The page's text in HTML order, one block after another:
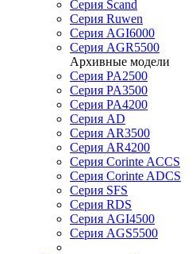
Серия Scand
Серия Ruwen
Серия AGI6000
Серия AGR5500
Архивные модели
Серия PA2500
Серия PA3500
Серия PA4200
Серия AD
Серия AR3500
Серия AR4200
Серия Corinte ACCS
Серия Corinte ADCS
Серия SFS
Серия RDS
Серия AGI4500
Серия AGS5500